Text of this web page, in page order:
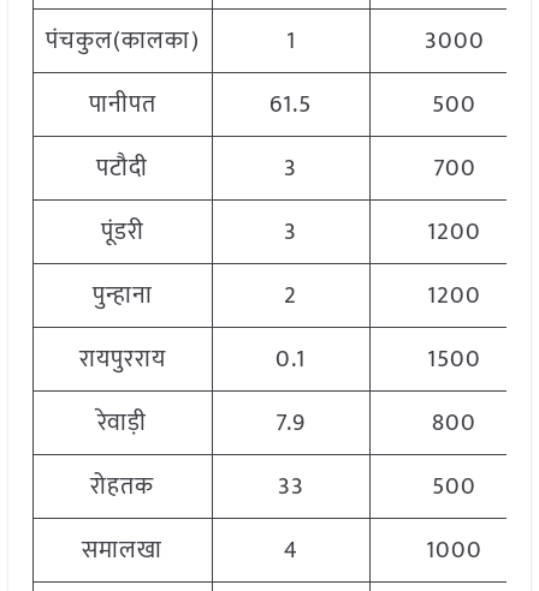
पंचकुल(कालका) 1
3000
पानीपत
61.5
500
पटौदी
3
700
पूंडरी
3
1200
पुन्हाना
2
1200
रायपुरराय
0.1
1500
रेवाड़ी
7.9
800
रोहतक
33
500
समालखा
4
1000